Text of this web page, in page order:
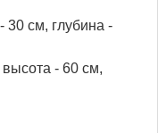
см, глубина -
- 60 см,